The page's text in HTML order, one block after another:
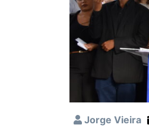
Jorge Vieira